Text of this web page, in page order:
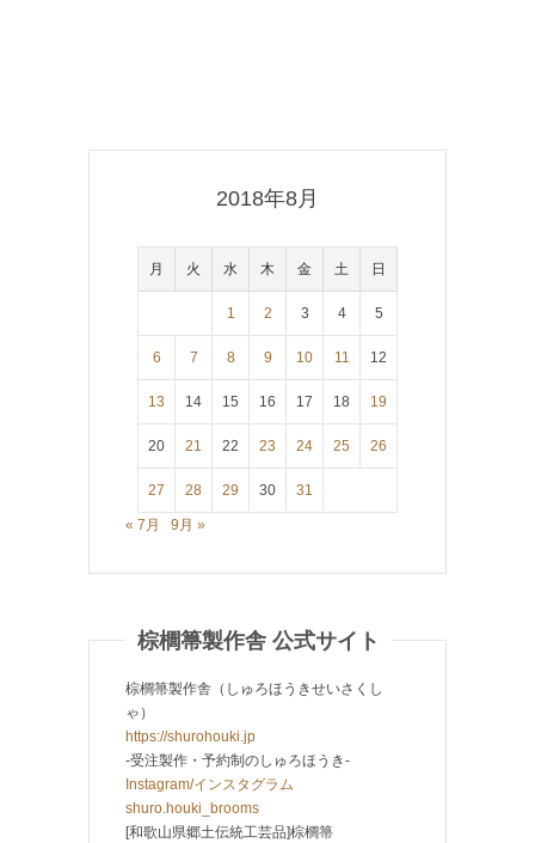
2018年8月
月 火 水 木 金 土 日
1 2 3 4 5
6 7 8 9 10 11 12
13 14 15 16 17 18 19
20 21 22 23 24 25 26
27 28 29 30 31
« 7月 9月 »
棕櫚箒製作舎 公式サイト
棕櫚箒製作舎（しゅろほうきせいさくし
ゃ）
https://shurohouki.jp
-受注製作・予約制のしゅろほうき-
Instagram/インスタグラム
shuro.houki_brooms
[和歌山県郷土伝統工芸品]棕櫚箒